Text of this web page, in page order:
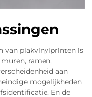
van plakvinylprinten is
ramen,
aan
mogelijkheden
En de